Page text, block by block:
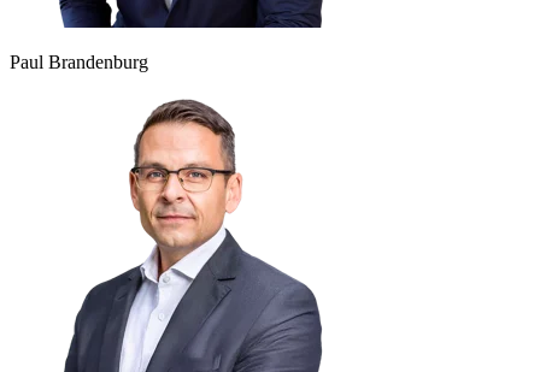
Paul Brandenburg